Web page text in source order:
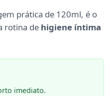
prática de 120ml, é o
rotina de higiene íntima
imediato.